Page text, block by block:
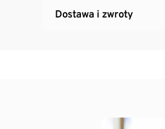
Dostawa i zwroty